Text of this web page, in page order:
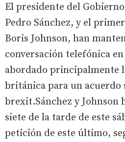
El presidente del
Pedro Sánchez, y el
Boris Johnson, han
conversación telefónica
abordado principalmente
británica para un acuerdo
brexit.Sánchez y Johnson
siete de la tarde de este
petición de este último,